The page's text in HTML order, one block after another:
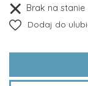
Brak na stanie
Dodaj do